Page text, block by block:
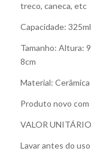
treco, caneca, etc
Capacidade: 325ml
Tamanho: Altura:
8cm
Material: Cerâmica
Produto novo com
VALOR UNITÁRIO
Lavar antes do uso